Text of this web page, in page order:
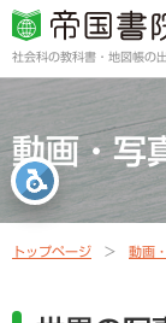
社会科の教科書・地図帳の
動画・写
トップページ 動画